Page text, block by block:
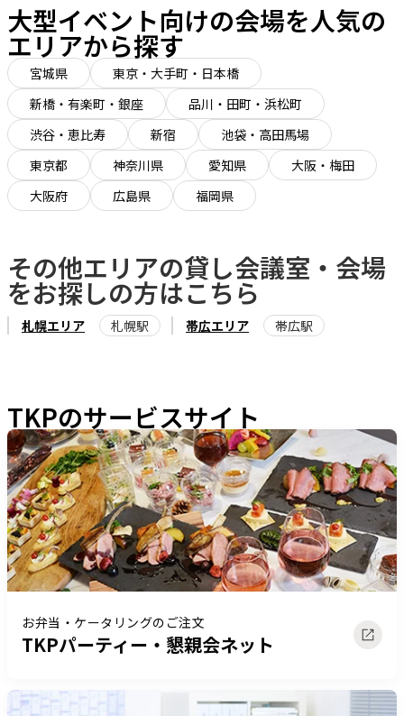
大型イベント向けの会場を人気の
エリアから探す
宮城県
東京・大手町・日本橋
新橋・有楽町・銀座
品川・田町・浜松町
渋谷・恵比寿
新宿
池袋・高田馬場
東京都
神奈川県 愛知県
大阪・梅田
大阪府
広島県 福岡県
その他エリアの貸し会議室・会場
をお探しの方はこちら
札幌エリア 札幌駅 帯広エリア 帯広駅
TKPのサービスサイト
お弁当・ケータリングのご注文
TKPパーティー・懇親会ネット